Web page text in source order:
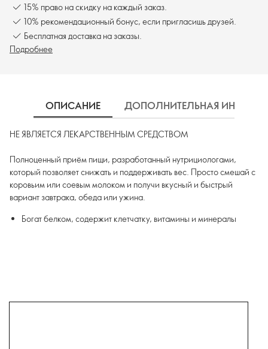
15% право на скидку на каждый заказ.
10% рекомендационный бонус, если пригласишь друзей.
Бесплатная доставка на заказы.
Подробнее
ОПИСАНИЕ ДОПОЛНИТЕЛЬНАЯ
НЕ ЯВЛЯЕТСЯ ЛЕКАРСТВЕННЫМ СРЕДСТВОМ
Полноценный приём пищи, разработанный нутрициологами,
который позволяет снижать и поддерживать вес. Просто смешай с
коровьим или соевым молоком и получи вкусный и быстрый
вариант завтрака, обеда или ужина.
Богат белком, содержит клетчатку, витамины и минералы